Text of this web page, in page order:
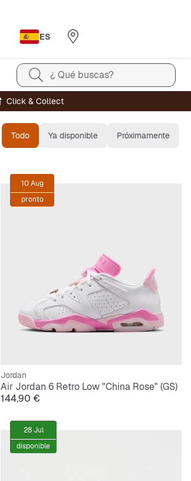
ES
¿ Qué buscas?
Click & Collect
Todo Ya disponible Próximamente
Jordan
Air Jordan 6 Retro Low "China Rose" (GS)
144,90 €
10 Aug
pronto
28 Jul
disponible